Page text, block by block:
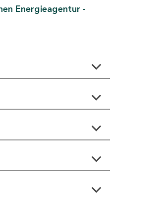
Energieagentur -